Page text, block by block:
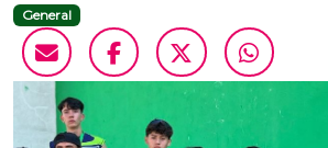
General